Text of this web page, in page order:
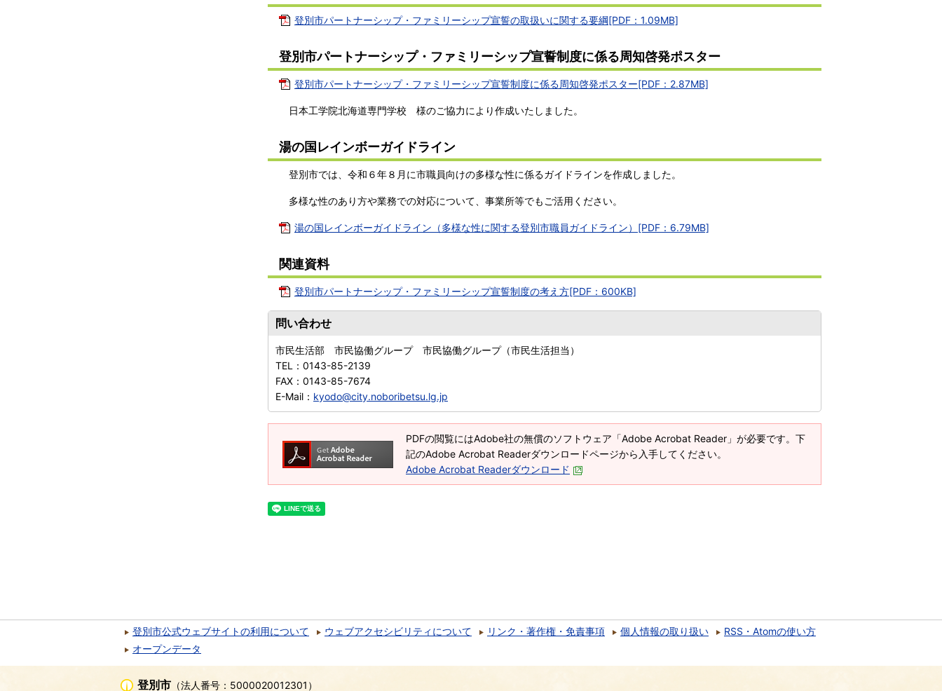
登別市パートナーシップ・ファミリーシップ宣誓の取扱いに関する要綱[PDF：1.09MB]
登別市パートナーシップ・ファミリーシップ宣誓制度に係る周知啓発ポスター
登別市パートナーシップ・ファミリーシップ宣誓制度に係る周知啓発ポスター[PDF：2.87MB]
日本工学院北海道専門学校 様のご協力により作成いたしました。
湯の国レインボーガイドライン
登別市では、令和６年８月に市職員向けの多様な性に係るガイドラインを作成しました。
多様な性のあり方や業務での対応について、事業所等でもご活用ください。
湯の国レインボーガイドライン（多様な性に関する登別市職員ガイドライン）[PDF：6.79MB]
関連資料
登別市パートナーシップ・ファミリーシップ宣誓制度の考え方[PDF：600KB]
問い合わせ
市民生活部 市民協働グループ 市民協働グループ（市民生活担当）
TEL： 0143-85-2139
FAX： 0143-85-7674
E-Mail： kyodo@city.noboribetsu.lg.jp
PDFの閲覧にはAdobe社の無償のソフトウェア「Adobe Acrobat Reader」が必要です。下
記のAdobe Acrobat Readerダウンロードページから入手してください。
Adobe Acrobat Readerダウンロード
登別市公式ウェブサイトの利用について ウェブアクセシビリティについて リンク・著作権・免責事項 個人情報の取り扱い
RSS・Atomの使い方
オープンデータ
登別市 （法人番号：5000020012301）